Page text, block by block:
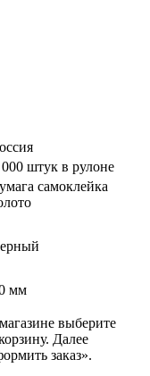
000 штук в рулоне
самоклейка
мм
выберите
Далее
заказ».